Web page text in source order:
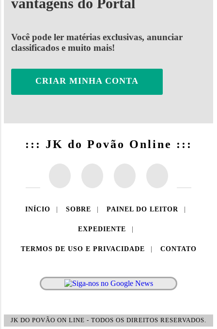
vantagens do Portal
Você pode ler matérias exclusivas, anunciar
classificados e muito mais!
CRIAR MINHA CONTA
::: JK do Povão Online :::
INÍCIO | SOBRE | PAINEL DO LEITOR |
EXPEDIENTE |
TERMOS DE USO E PRIVACIDADE | CONTATO
JK DO POVÃO ON LINE - TODOS OS DIREITOS RESERVADOS.